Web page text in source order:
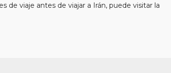
de viaje antes de viajar a Irán, puede visitar la